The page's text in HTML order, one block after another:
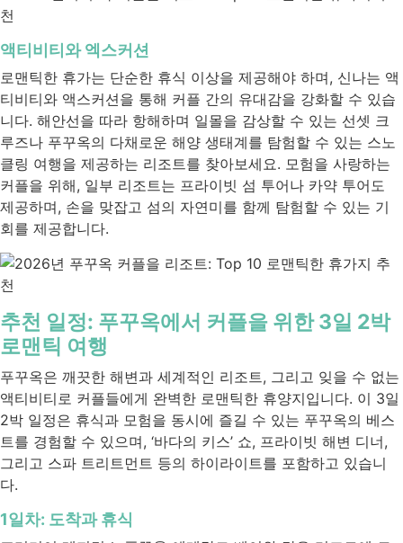
액티비티와 엑스커션
로맨틱한 휴가는 단순한 휴식 이상을 제공해야 하며, 신나는 액
티비티와 액스커션을 통해 커플 간의 유대감을 강화할 수 있습
니다. 해안선을 따라 항해하며 일몰을 감상할 수 있는 선셋 크
루즈나 푸꾸옥의 다채로운 해양 생태계를 탐험할 수 있는 스노
클링 여행을 제공하는 리조트를 찾아보세요. 모험을 사랑하는
커플을 위해, 일부 리조트는 프라이빗 섬 투어나 카약 투어도
제공하며, 손을 맞잡고 섬의 자연미를 함께 탐험할 수 있는 기
회를 제공합니다.
추천 일정: 푸꾸옥에서 커플을 위한 3일 2박
로맨틱 여행
푸꾸옥은 깨끗한 해변과 세계적인 리조트, 그리고 잊을 수 없는
액티비티로 커플들에게 완벽한 로맨틱한 휴양지입니다. 이 3일
2박 일정은 휴식과 모험을 동시에 즐길 수 있는 푸꾸옥의 베스
트를 경험할 수 있으며, ‘바다의 키스’ 쇼, 프라이빗 해변 디너,
그리고 스파 트리트먼트 등의 하이라이트를 포함하고 있습니
다.
1일차: 도착과 휴식